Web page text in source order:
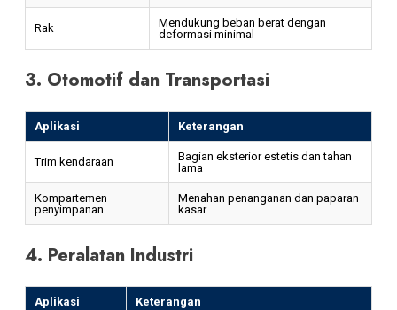
Rak
Mendukung beban berat dengan
deformasi minimal
3. Otomotif dan Transportasi
Aplikasi Keterangan
Trim kendaraan
Bagian eksterior estetis dan tahan
lama
Kompartemen
penyimpanan
Menahan penanganan dan paparan
kasar
4. Peralatan Industri
Aplikasi Keterangan